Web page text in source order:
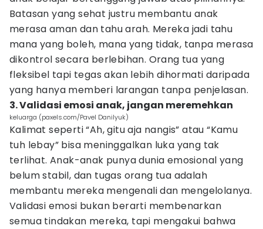
Batasan yang sehat justru membantu anak
merasa aman dan tahu arah. Mereka jadi tahu
mana yang boleh, mana yang tidak, tanpa merasa
dikontrol secara berlebihan. Orang tua yang
fleksibel tapi tegas akan lebih dihormati daripada
yang hanya memberi larangan tanpa penjelasan.
3. Validasi emosi anak, jangan meremehkan
keluarga (paxels.com/Pavel Danilyuk)
Kalimat seperti “Ah, gitu aja nangis” atau “Kamu
tuh lebay” bisa meninggalkan luka yang tak
terlihat. Anak-anak punya dunia emosional yang
belum stabil, dan tugas orang tua adalah
membantu mereka mengenali dan mengelolanya.
Validasi emosi bukan berarti membenarkan
semua tindakan mereka, tapi mengakui bahwa